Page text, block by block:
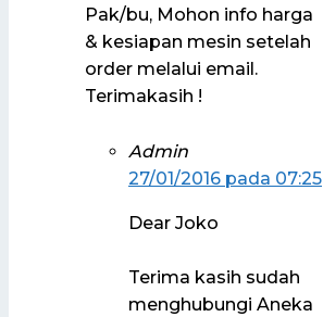
Pak/bu, Mohon info harga
& kesiapan mesin setelah
order melalui email.
Terimakasih !
Admin
27/01/2016 pada 07:25
Dear Joko
Terima kasih sudah
menghubungi Aneka